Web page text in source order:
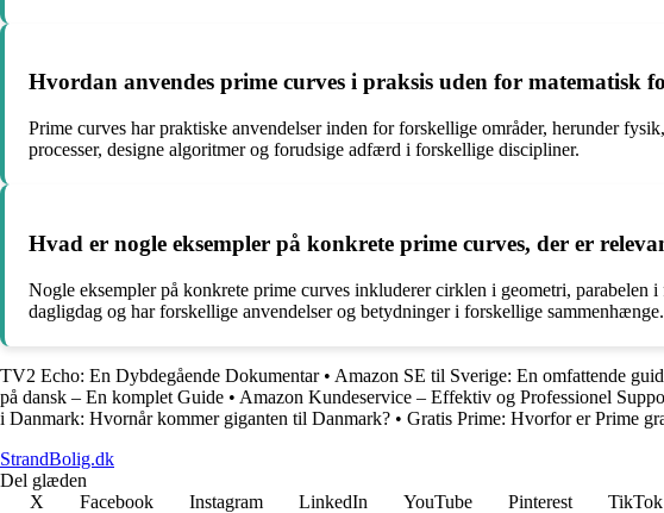
Hvordan anvendes prime curves i praksis uden for matematisk
Prime curves har praktiske anvendelser inden for forskellige områder, herunder
processer, designe algoritmer og forudsige adfærd i forskellige discipliner.
Hvad er nogle eksempler på konkrete prime curves, der er
Nogle eksempler på konkrete prime curves inkluderer cirklen i geometri,
dagligdag og har forskellige anvendelser og betydninger i forskellige sammenhænge.
TV2 Echo: En Dybdegående Dokumentar• Amazon SE til Sverige: En omfattende
på dansk – En komplet Guide • Amazon Kundeservice – Effektiv og Professionel
i Danmark: Hvornår kommer giganten til Danmark? • Gratis Prime: Hvorfor er Prime
StrandBolig.dk
Del glæden
X
Facebook Instagram LinkedIn YouTube Pinterest TikTok